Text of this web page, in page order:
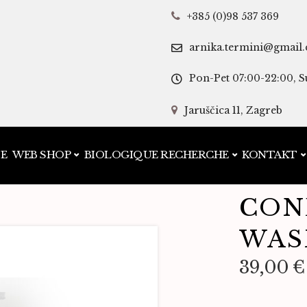
+385 (0)98 537 369
Pon-Pet 07:00-22:00,
Jaruščica 11, Zagreb
WEB SHOP BIOLOGIQUE RECHERCHE KONTAKT
39,00 €